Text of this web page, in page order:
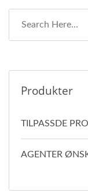
Produkter
TILPASSDE
AGENTER